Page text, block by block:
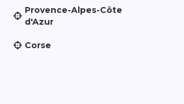
Provence-Alpes-Côte
d'Azur
Corse